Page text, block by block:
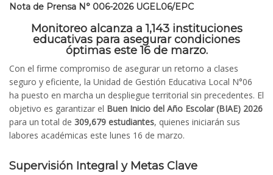
Nota de Prensa N° 006-2026 UGEL06/EPC
Monitoreo alcanza a 1,143 instituciones
educativas para asegurar condiciones
óptimas este 16 de marzo.
Con el firme compromiso de asegurar un retorno a clases
seguro y eficiente, la Unidad de Gestión Educativa Local N°06
ha puesto en marcha un despliegue territorial sin precedentes. El
objetivo es garantizar el Buen Inicio del Año Escolar (BIAE) 2026
para un total de 309,679 estudiantes, quienes iniciarán sus
labores académicas este lunes 16 de marzo.
Supervisión Integral y Metas Clave